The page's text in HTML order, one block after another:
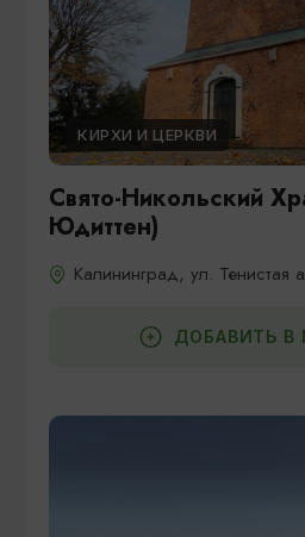
КИРХИ И ЦЕРКВИ
Свято-Никольский
Юдиттен)
Калининград, ул. Тенистая
ДОБАВИТЬ В